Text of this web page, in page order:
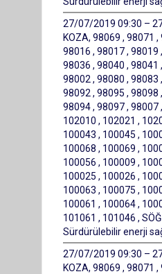
27/07/2019 09:30 –
KOZA, 98069 , 98071
98016 , 98017 , 98019
98036 , 98040 , 98041
98002 , 98080 , 98083
98092 , 98095 , 98098
98094 , 98097 , 98007
102010 , 102021 ,
100043 , 100045 ,
100068 , 100069 ,
100056 , 100009 ,
100025 , 100026 ,
100063 , 100075 ,
100061 , 100064 ,
101061 , 101046 ,
Sürdürülebilir enerji
27/07/2019 09:30 –
KOZA, 98069 , 98071